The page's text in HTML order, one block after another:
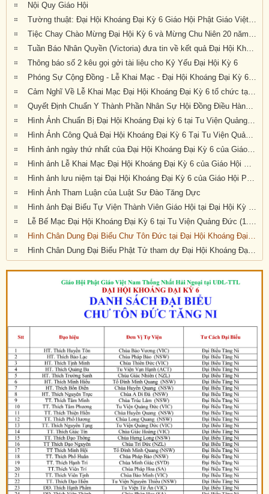
Nội Quy Giáo Hội
Tường thuật: Đại Hội Khoáng Đại Kỳ 6 Giáo Hội Phật Giáo Việt Nam Thống Nhất Hải Ngoại Tại Úc Đại Lợi-Tân Tây Lan, tổ chức tại Tu Viện Quảng Đức, thành tựu viên mãn
Tiệc Chay Chào Mừng Đại Hội Kỳ 6 và Mừng Chu Niên 20 năm (1999-2019) của Giáo Hội Phật Giáo Việt Nam Thống Nhất Hải Ngoại tại Úc Đại Lợi-Tân Tây Lan
Tuần Báo Nhân Quyền (Victoria) đưa tin về kết quả Đại Hội Khoáng Đại Kỳ 6 tổ chức tại Tu Viện Quảng Đức từ ngày 20 đến ngày 22 tháng 9 năm 2019
Thông báo số 2 kêu gọi gởi tài liệu cho Kỷ Yếu Đại Hội Kỳ 6
Phóng Sự Cộng Đồng - Lễ Khai Mạc - Đại Hội Khoáng Đại Kỳ 6 - Tu Viện Quảng Đức
Cảm Nghĩ Về Lễ Khai Mạc Đại Hội Khoáng Đại Kỳ 6 tổ chức tại Tu Viện Quảng Đức, Melbourne, Úc Châu (21/9/2019)
Quyết Định Chuẩn Y Thành Phần Nhân Sự Hội Đồng Điều Hành Nhiệm Kỳ VI (2019-2023)
Hình Ảnh Chuẩn Bị Đại Hội Khoáng Đại kỳ 6 tại Tu Viện Quảng Đức, Melbourne, Úc Châu (hình chụp trưa Thứ Sáu, 20-9-2019)
Hình Ảnh Công Quả Đại Hội Khoáng Đại Kỳ 6 Tại Tu Viện Quảng Đức
Hình ảnh ngày thứ nhất của Đại Hội Khoáng Đại Kỳ 6 của Giáo Hội PGVNTNHN tại UĐL-TTL ( Thứ Sáu, ngày 20/09/2019)
Hình ảnh Lễ Khai Mạc Đại Hội Khoáng Đại Kỳ 6 của Giáo Hội Phật Giáo Việt Nam Thống Nhất Hải Ngoại tại Úc Đại Lợi Tân Tây Lan (10.30am Thứ Bảy 21-9-2019)
Hình ảnh lưu niệm tại Đại Hội Khoáng Đại Kỳ 6 của Giáo Hội Phật Giáo Việt Nam Thống Nhất Hải Ngoại tại Úc Đại Lợi Tân Tây Lan (10.30am Thứ Bảy 21-9-2019)
Hình Ảnh Tham Luận của Luật Sư Đào Tăng Dực
Hình ảnh Đại Biểu Tự Viện Thành Viên Giáo Hội tại Đại Hội Kỳ 6 được tổ chức tại Tu Viện Quảng Đức, Melbourne, Victoria, trong 3 ngày 20, 21 và 22 tháng 9 năm 2019
Lễ Bế Mạc Đại Hội Khoáng Đại Kỳ 6 tại Tu Viện Quảng Đức (1.pm-2.30pm, chiều chủ nhật 22-9-2019)
Hình Chân Dung Đại Biểu Chư Tôn Đức tại Đại Hội Khoáng Đại kỳ 6 của Giáo Hội Phật Giáo Việt Nam Thống Nhất Hải Ngoại tại Úc Đại Lợi-Tân Tây Lan, được tổ chức tại Tu Viện Quảng Đức, Melbourne, Victoria, trong 3 ngày 20, 21 và 22 tháng 9 năm 2019
Hình Chân Dung Đại Biểu Phật Tử tham dự Đại Hội Khoáng Đại Kỳ 6 của Giáo Hội Phật Giáo Việt Nam Thống Nhất Hải Ngoại tại Úc Đại Lợi-Tân Tây Lan, được tổ chức tại Tu Viện Quảng Đức, Melbourne, Victoria, trong 3 ngày 20, 21 và 22 tháng 9 năm 2019